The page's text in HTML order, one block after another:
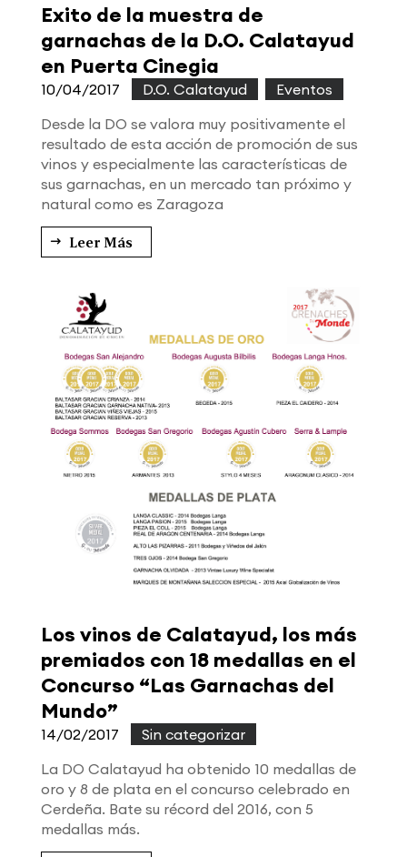
Exito de la muestra de
garnachas de la D.O. Calatayud
en Puerta Cinegia
10/04/2017 D.O. Calatayud
Eventos
Desde la DO se valora muy positivamente el
resultado de esta acción de promoción de sus
vinos y especialmente las características de
sus garnachas, en un mercado tan próximo y
natural como es Zaragoza
Leer Más
Los vinos de Calatayud, los más
premiados con 18 medallas en el
Concurso “Las Garnachas del
Mundo”
14/02/2017
Sin categorizar
La DO Calatayud ha obtenido 10 medallas de
oro y 8 de plata en el concurso celebrado en
Cerdeña. Bate su récord del 2016, con 5
medallas más.